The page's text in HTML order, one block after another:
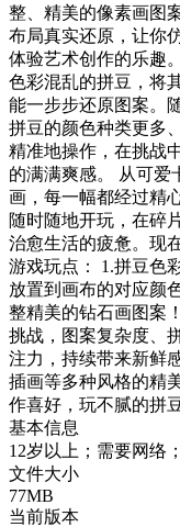
整、精美的像素画图
布局真实还原，让你
体验艺术创作的乐趣
色彩混乱的拼豆，将
能一步步还原图案。
拼豆的颜色种类更多
精准地操作，在挑战
的满满爽感。 从可爱
画，每一幅都经过精
随时随地开玩，在碎
治愈生活的疲惫。现
游戏玩点： 1.拼豆色
放置到画布的对应颜
整精美的钻石画图案
挑战，图案复杂度、
注力，持续带来新鲜
插画等多种风格的精
作喜好，玩不腻的拼
基本信息
12岁以上；需要网络
文件大小
77MB
当前版本